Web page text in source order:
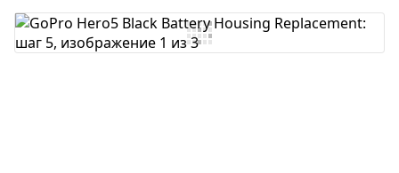
Добавить комментарий